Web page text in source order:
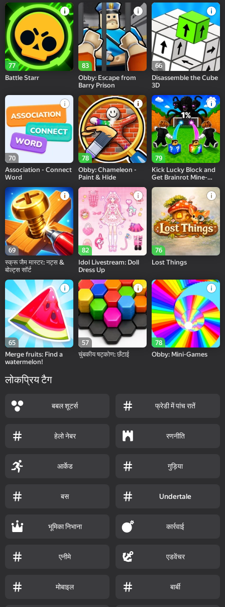
77
Battle Starr
83
Obby: Escape from
Barry Prison
66
Disassemble the Cube
3D
70
Association - Connect
Word
78
Obby: Chameleon -
Paint & Hide
79
Kick Lucky Block and
Get Brainrot Mine-
69
स्क्रू जैम मास्टर: नट्स &
बोल्ट्स सॉर्ट
82
Idol Livestream: Doll
Dress Up
76
Lost Things
65
Merge fruits: Find a
watermelon!
57
चुंबकीय षट्कोण: छँटाई
78
Obby: Mini-Games
लोकप्रिय टैग
बबल शूटर्स फ्रेडी में पांच रातें
हेलो नेबर रणनीति
आर्केड गुड़िया
बस Undertale
भूमिका निभाना कार्रवाई
एनीमे एडवेंचर
मोबाइल बार्बी